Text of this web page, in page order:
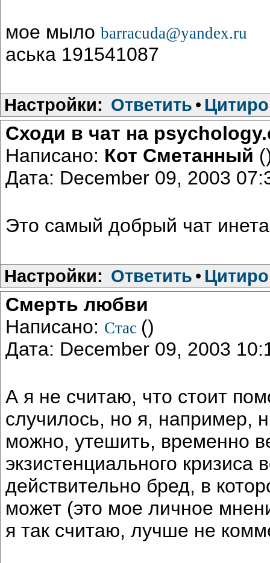
мое мыло barracuda@yandex.ru
аська 191541087
Настройки: Ответить •
Сходи в чат на
Написано: Кот Сметанный
Дата: December 09, 2003
Это самый добрый чат
Настройки: Ответить •
Cмерть любви
Написано: Стас ()
Дата: December 09, 2003
А я не считаю, что стоит
случилось, но я, например,
можно, утешить, временно
экзистенциального
действительно бред, в
может (это мое личное
я так считаю, лучше не